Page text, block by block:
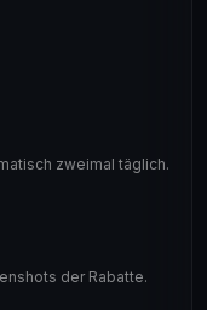
zweimal täglich.
der Rabatte.